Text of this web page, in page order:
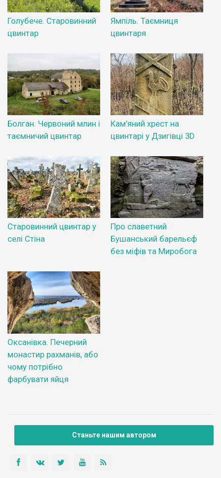
Голубече. Старовинний
цвинтар
Ямпіль. Таємниця
цвинтаря
Болган. Червоний млин і
таємничий цвинтар
Кам’яний хрест на
цвинтарі у Дзигівці 3D
Старовинний цвинтар у
селі Стіна
Про славетний
Бушанський барельєф
без міфів та Миробога
Оксанівка. Печерний
монастир рахманів, або
чому потрібно
фарбувати яйця
Станьте нашим автором